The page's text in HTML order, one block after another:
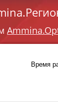
Время